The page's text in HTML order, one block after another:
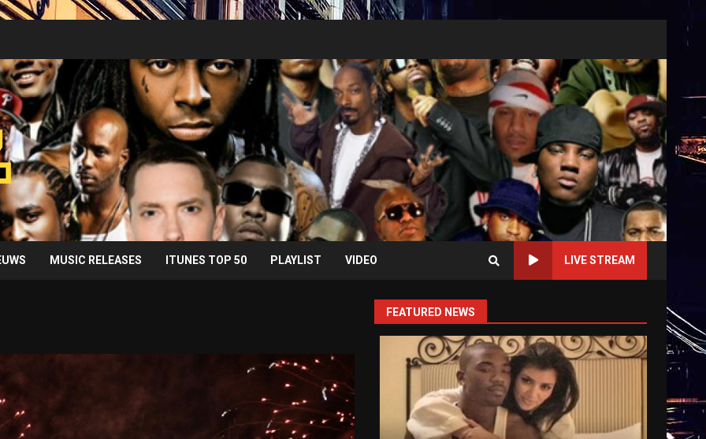
MUSIC RELEASES ITUNES TOP 50 PLAYLIST VIDEO LIVE STREAM
FEATURED NEWS